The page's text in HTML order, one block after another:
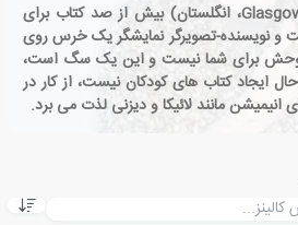
راس کالینز (متولد 1972 ، Glasgow، انگلستان) بیش از صد کتاب برای
و نویسنده-تصویرگر نمایشگر یک خرس روی
برای شما نیست و این یک سگ است،
ایجاد کتاب های کودکان نیست، از کار در
انیمیشن مانند لائیکا و دیزنی لذت می برد.